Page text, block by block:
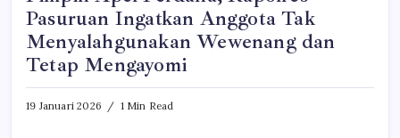
Pasuruan Ingatkan Anggota Tak
Menyalahgunakan Wewenang dan
Tetap Mengayomi
19 Januari 2026 1 Min Read